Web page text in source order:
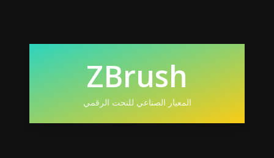
ZBrush
المعيار الصناعي للنحت الرقمي